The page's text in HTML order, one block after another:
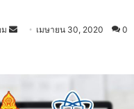
Send เมษายน 30, 2020 0